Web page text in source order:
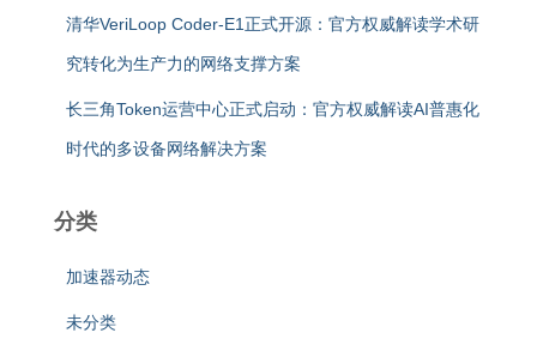
清华VeriLoop Coder-E1正式开源：官方权威解读学术研
究转化为生产力的网络支撑方案
长三角Token运营中心正式启动：官方权威解读AI普惠化
时代的多设备网络解决方案
分类
加速器动态
未分类